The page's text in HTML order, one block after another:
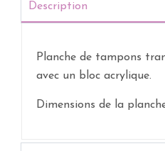
Description
Planche de tampons
avec un bloc acrylique.
Dimensions de la planche